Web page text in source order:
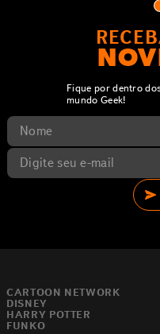
Fique por dentro
mundo Geek!
CARTOON NETWORK
DISNEY
HARRY POTTER
FUNKO